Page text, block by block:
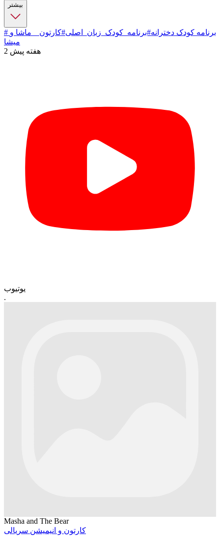
بیشتر
# برنامه کودک دخترانه#برنامه_کودک_زبان_اصلی#کارتون _ ماشا و
میشا
2 هفته پیش
یوتیوب
.
Masha and The Bear
کارتون و انیمیشن سریالی